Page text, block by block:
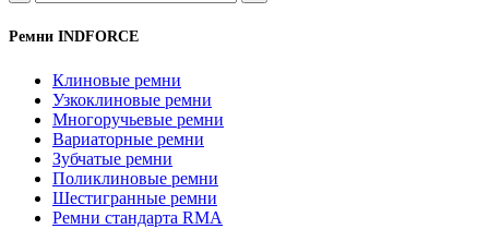
2750Lp/
2762La
(PCM
ремень
многоручьевой
INDFORCE
Strongest
quantity
Ремни INDFORCE
Клиновые ремни
Узкоклиновые ремни
Многоручьевые ремни
Вариаторные ремни
Зубчатые ремни
Поликлиновые ремни
Шестигранные ремни
Ремни стандарта RMA